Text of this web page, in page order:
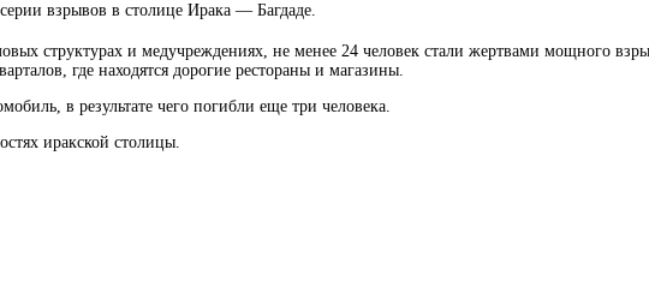
взрывов в столице Ирака — Багдаде.
структурах и медучреждениях, не менее 24 человек стали жертвами мощного
где находятся дорогие рестораны и магазины.
в результате чего погибли еще три человека.
иракской столицы.